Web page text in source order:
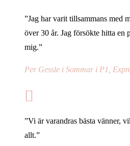
”Jag har varit tillsammans med
över 30 år. Jag försökte hitta en
mig.”
Per Gessle i Sommar i P1,
”Vi är varandras bästa vänner,
allt.”